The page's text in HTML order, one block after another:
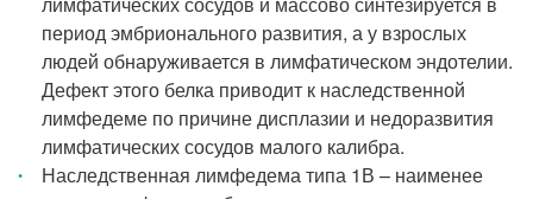
период эмбрионального развития, а у взрослых
людей обнаруживается в лимфатическом эндотелии.
Дефект этого белка приводит к наследственной
лимфедеме по причине дисплазии и недоразвития
лимфатических сосудов малого калибра.
Наследственная лимфедема типа 1В – наименее